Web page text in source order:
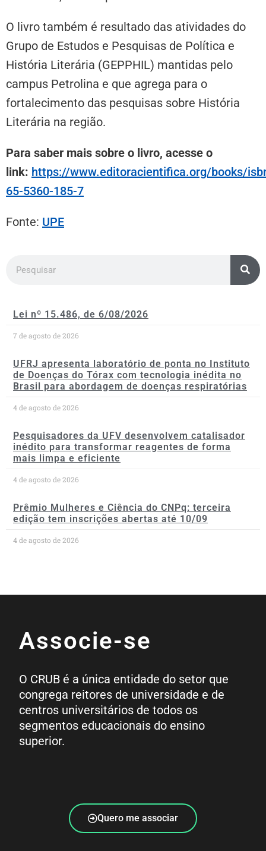
O livro também é resultado das atividades do
Grupo de Estudos e Pesquisas de Política e
História Literária (GEPPHIL) mantidas pelo
campus Petrolina e que agrega para o
fortalecimento das pesquisas sobre História
Literária na região.
Para saber mais sobre o livro, acesse o
link: https://www.editoracientifica.org/books/
65-5360-185-7
Fonte: UPE
Lei nº 15.486, de 6/08/2026
7 de agosto de 2026
UFRJ apresenta laboratório de ponta no Instituto
de Doenças do Tórax com tecnologia inédita no
Brasil para abordagem de doenças respiratórias
4 de agosto de 2026
Pesquisadores da UFV desenvolvem catalisador
inédito para transformar reagentes de forma
mais limpa e eficiente
4 de agosto de 2026
Prêmio Mulheres e Ciência do CNPq: terceira
edição tem inscrições abertas até 10/09
4 de agosto de 2026
Associe-se
O CRUB é a única entidade do setor que
congrega reitores de universidade e de
centros universitários de todos os
segmentos educacionais do ensino
superior.
Quero me associar